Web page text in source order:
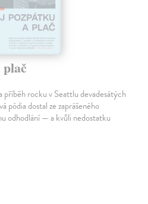
příběh rocku v Seattlu devadesátých
pódia dostal ze zaprášeného
odhodlání — a kvůli nedostatku